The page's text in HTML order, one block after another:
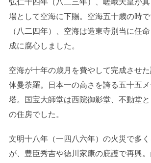
弘仁十四年（八二三年）、嵯峨天皇が
場として空海に下賜。空海五十歳の時
（八二四年）、空海は造東寺別当に任
成に腐心しました。
空海が十年の歳月を費やして完成させ
体曼荼羅。日本一の高さを誇る五十五
塔。国宝大師堂は西院御影堂、不動堂
の住房でした。
文明十八年（一四八六年）の火災で多
が、豊臣秀吉や徳川家康の庇護で再興。